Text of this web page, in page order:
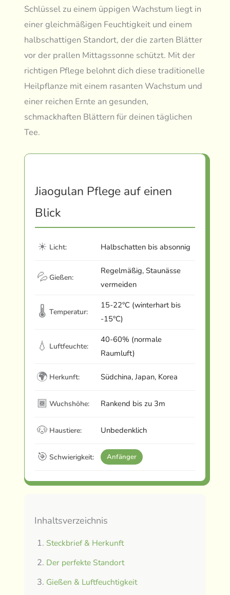
Schlüssel zu einem üppigen Wachstum liegt in
einer gleichmäßigen Feuchtigkeit und einem
halbschattigen Standort, der die zarten Blätter
vor der prallen Mittagssonne schützt. Mit der
richtigen Pflege belohnt dich diese traditionelle
Heilpflanze mit einem rasanten Wachstum und
einer reichen Ernte an gesunden,
schmackhaften Blättern für deinen täglichen
Tee.
Jiaogulan Pflege auf einen
Blick
☀ Licht: Halbschatten bis absonnig
💦 Gießen:
Regelmäßig, Staunässe
vermeiden
🌡 Temperatur:
15-22°C (winterhart bis
-15°C)
💧 Luftfeuchte:
40-60% (normale
Raumluft)
🌍 Herkunft: Südchina, Japan, Korea
🏾 Wuchshöhe: Rankend bis zu 3m
🐶 Haustiere: Unbedenklich
🎯 Schwierigkeit: Anfänger
Inhaltsverzeichnis
Steckbrief & Herkunft
Der perfekte Standort
Gießen & Luftfeuchtigkeit